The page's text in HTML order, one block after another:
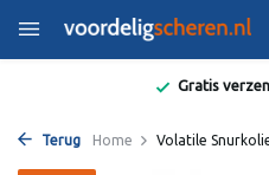
Gratis
Terug Home Volatile